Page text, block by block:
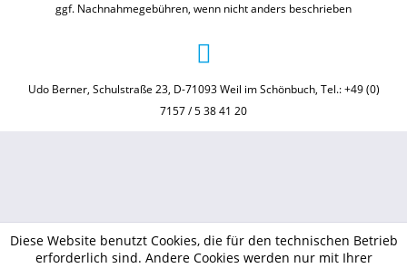
ggf. Nachnahmegebühren, wenn nicht anders beschrieben
Udo Berner, Schulstraße 23, D-71093 Weil im Schönbuch, Tel.: +49 (0)
7157 / 5 38 41 20
Diese Website benutzt Cookies, die für den technischen Betrieb
erforderlich sind. Andere Cookies werden nur mit Ihrer